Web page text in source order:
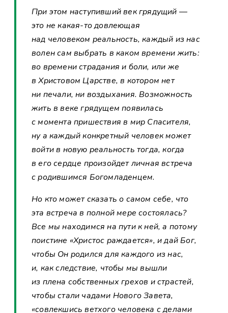
При этом наступивший век грядущий —
это не какая-то довлеющая
над человеком реальность, каждый из нас
волен сам выбрать в каком времени жить:
во времени страдания и боли, или же
в Христовом Царстве, в котором нет
ни печали, ни воздыхания. Возможность
жить в веке грядущем появилась
с момента пришествия в мир Спасителя,
ну а каждый конкретный человек может
войти в новую реальность тогда, когда
в его сердце произойдет личная встреча
с родившимся Богомладенцем.
Но кто может сказать о самом себе, что
эта встреча в полной мере состоялась?
Все мы находимся на пути к ней, а потому
поистине «Христос раждается», и дай Бог,
чтобы Он родился для каждого из нас,
и, как следствие, чтобы мы вышли
из плена собственных грехов и страстей,
чтобы стали чадами Нового Завета,
«совлекшись ветхого человека с делами